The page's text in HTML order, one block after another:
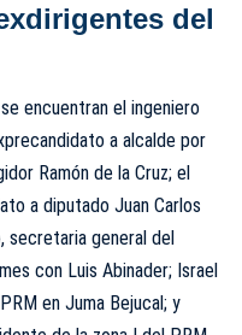
del
encuentran el ingeniero
a alcalde por
Ramón de la Cruz; el
a diputado Juan Carlos
secretaria general del
con Luis Abinader; Israel
en Juma Bejucal; y